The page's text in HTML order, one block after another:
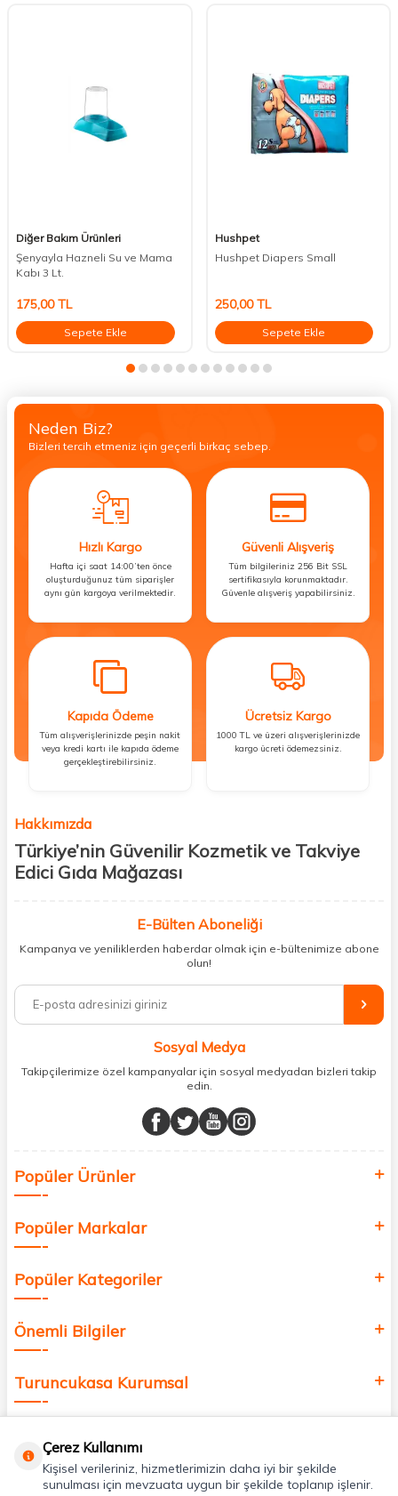
Diğer Bakım Ürünleri
Şenyayla Hazneli Su ve Mama
Kabı 3 Lt.
175,00TL
Sepete Ekle
Hushpet
Hushpet Diapers Small
250,00TL
Sepete Ekle
Neden Biz?
Bizleri tercih etmeniz için geçerli birkaç sebep.
Hızlı Kargo
Hafta içi saat 14:00’ten önce
oluşturduğunuz tüm siparişler
aynı gün kargoya verilmektedir.
Güvenli Alışveriş
Tüm bilgileriniz 256 Bit SSL
sertifikasıyla korunmaktadır.
Güvenle alışveriş yapabilirsiniz.
Kapıda Ödeme
Tüm alışverişlerinizde peşin nakit
veya kredi kartı ile kapıda ödeme
gerçekleştirebilirsiniz.
Ücretsiz Kargo
1000 TL ve üzeri alışverişlerinizde
kargo ücreti ödemezsiniz.
Hakkımızda
Türkiye’nin Güvenilir Kozmetik ve Takviye
Edici Gıda Mağazası
kişisel bakım hem de takviye edici gıda ürünlerini sizlerle
buluşturuyoruz. Artık mağaza mağaza dolaşmanıza gerek yok;
ihtiyacınız olan her şeyi tek bir çatı altında topluyor ve kapınıza kadar
%100 orijinal kozmetik ve sağlık ürünleriyle güzelliğinizi tamamlayabilir,
vücudunuzu desteklemek için güvenilir takviye edici gıdalara
minerallere kadar binlerce ürünü uygun fiyat ve hızlı kargo avantajıyla
sunuyoruz.
buluşturuyor ve online alışveriş deneyiminizi en iyi hale getiriyoruz.
Sağlık, güzellik ve iyi yaşam için aradığınız her şey burada!
değer katmak için bize katılın!
E-Bülten Aboneliği
Kampanya ve yeniliklerden haberdar olmak için e-bültenimize abone
olun!
Sosyal Medya
Takipçilerimize özel kampanyalar için sosyal medyadan bizleri takip
edin.
Popüler Ürünler
Popüler Markalar
Popüler Kategoriler
Önemli Bilgiler
Turuncukasa Kurumsal
Uygulamalarımız
Çerez Kullanımı
Kişisel verileriniz, hizmetlerimizin daha iyi bir şekilde
sunulması için mevzuata uygun bir şekilde toplanıp işlenir.